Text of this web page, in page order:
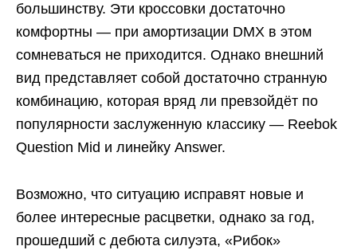
большинству. Эти кроссовки достаточно
комфортны — при амортизации DMX в этом
сомневаться не приходится. Однако внешний
вид представляет собой достаточно странную
комбинацию, которая вряд ли превзойдёт по
популярности заслуженную классику — Reebok
Question Mid и линейку Answer.
Возможно, что ситуацию исправят новые и
более интересные расцветки, однако за год,
прошедший с дебюта силуэта, «Рибок»